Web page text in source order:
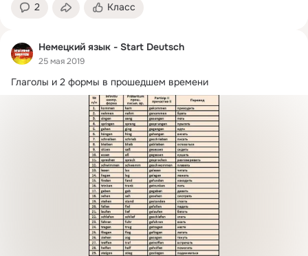
2 Класс
Немецкий язык - Start Deutsch
25 мая 2019
Глаголы и 2 формы в прошедшем времени